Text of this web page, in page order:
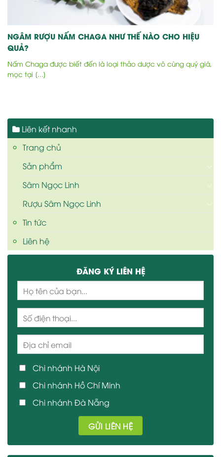
NGÂM RƯỢU NẤM CHAGA NHƯ THẾ NÀO CHO HIỆU
QUẢ?
Nấm Chaga được biết đến là loại thảo dược vô cùng quý giá,
mọc tại [...]
Liên kết nhanh
Trang chủ
Sản phẩm
Sâm Ngọc Linh
Rượu Sâm Ngọc Linh
Tin tức
Liên hệ
ĐĂNG KÝ LIÊN HỆ
Chi nhánh Hà Nội
Chi nhánh Hồ Chí Minh
Chi nhánh Đà Nẵng